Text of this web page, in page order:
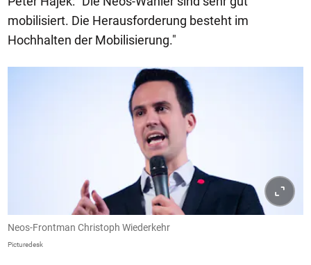
mobilisiert. Die Herausforderung besteht im
Hochhalten der Mobilisierung."
Neos-Frontman Christoph Wiederkehr
Picturedesk